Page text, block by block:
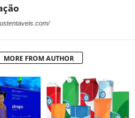
MORE FROM AUTHOR